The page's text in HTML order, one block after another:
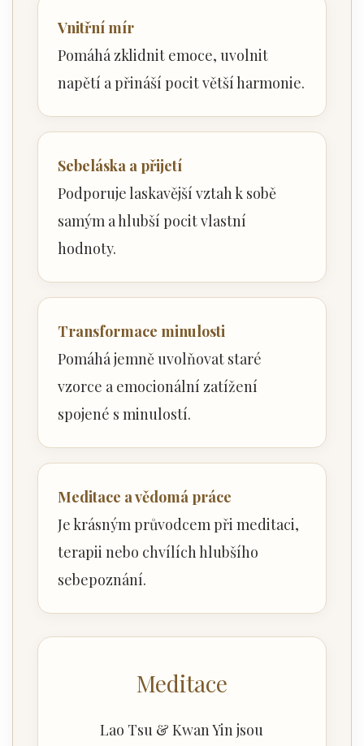
Vnitřní mír
Pomáhá zklidnit emoce, uvolnit
napětí a přináší pocit větší harmonie.
Sebeláska a přijetí
Podporuje laskavější vztah k sobě
samým a hlubší pocit vlastní
hodnoty.
Transformace minulosti
Pomáhá jemně uvolňovat staré
vzorce a emocionální zatížení
spojené s minulostí.
Meditace a vědomá práce
Je krásným průvodcem při meditaci,
terapii nebo chvílích hlubšího
sebepoznání.
Meditace
Lao Tsu & Kwan Yin jsou